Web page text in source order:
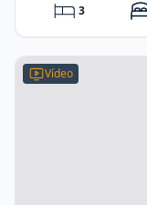
3
Vídeo